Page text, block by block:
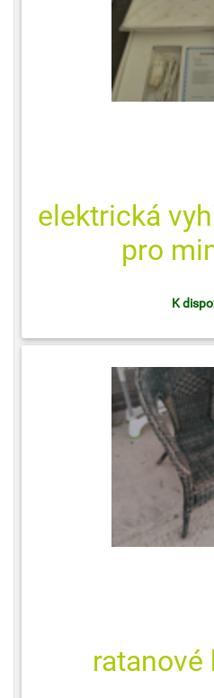
elektrická
pro
K
ratanové